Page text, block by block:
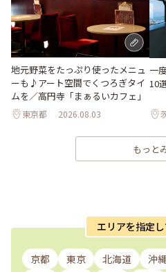
地元野菜をたっぷり使ったメニュ
ーも♪アート空間でくつろぎタイ
ムを／高円寺「まぁるいカフェ」
東京都 2026.08.03
一
10
もっと
エリアを指定
京都 東京 北海道 沖